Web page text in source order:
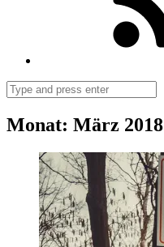
Search
Monat: März 2018